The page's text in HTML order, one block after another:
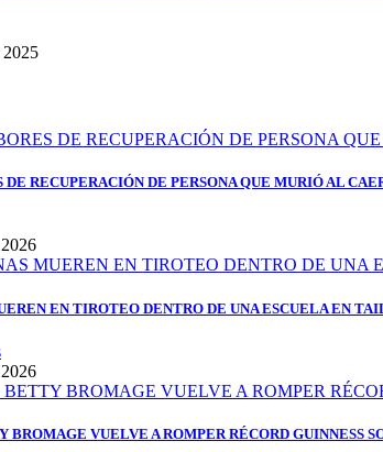
2025
RECUPERACIÓN DE PERSONA QUE MURIÓ AL
EN TIROTEO DENTRO DE UNA ESCUELA EN
BROMAGE VUELVE A ROMPER RÉCORD GUINNESS